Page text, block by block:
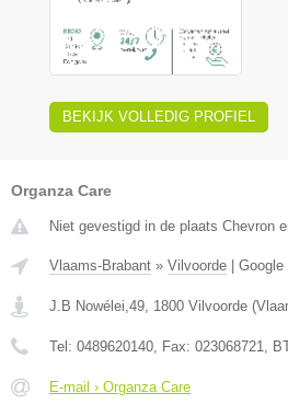
BEKIJK VOLLEDIG PROFIEL
Organza Care
Niet gevestigd in de plaats Chevron
Vlaams-Brabant » Vilvoorde Google
J.B Nowélei,49, 1800 Vilvoorde (
Tel: 0489620140, Fax: 023068721,
E-mail › Organza Care